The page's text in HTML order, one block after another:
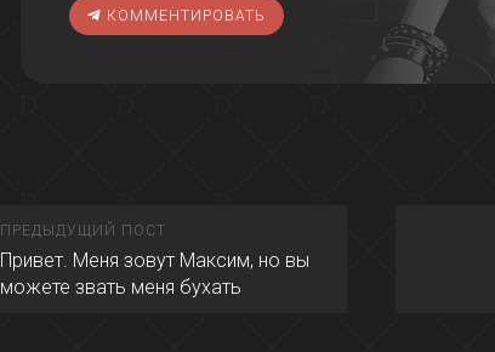
КОММЕНТИРОВАТЬ
ПРЕДЫДУЩИЙ ПОСТ
Привет. Меня зовут Максим, но вы
можете звать меня бухать